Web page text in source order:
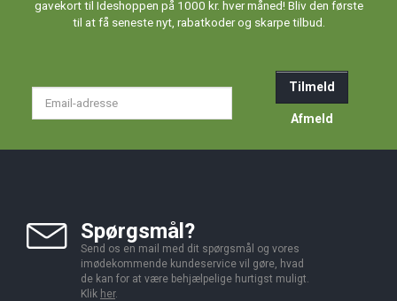
gavekort til Ideshoppen på 1000 kr. hver måned! Bliv den første
til at få seneste nyt, rabatkoder og skarpe tilbud.
Tilmeld
Afmeld
Spørgsmål?
Send os en mail med dit spørgsmål og vores
imødekommende kundeservice vil gøre, hvad
de kan for at være behjælpelige hurtigst muligt.
Klik her.